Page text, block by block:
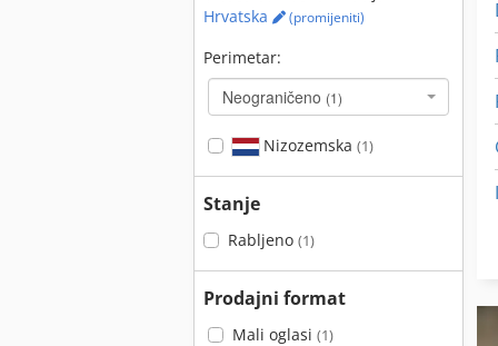
Hrvatska
(promijeniti)
Perimetar:
Neograničeno (1)
Nizozemska (1)
Stanje
Rabljeno (1)
Prodajni format
Mali oglasi (1)